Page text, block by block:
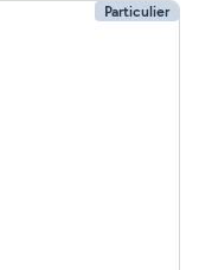
Particulier